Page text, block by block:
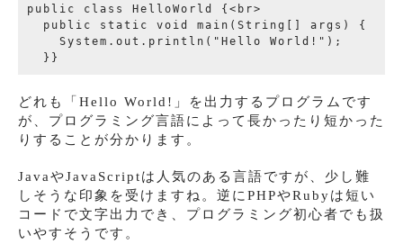
public class HelloWorld {<br>
  public static void main(String[] args) {
    System.out.println("Hello World!");
どれも「Hello World!」を出力するプログラムです
が、プログラミング言語によって長かったり短かった
りすることが分かります。
JavaやJavaScriptは人気のある言語ですが、少し難
しそうな印象を受けますね。逆にPHPやRubyは短い
コードで文字出力でき、プログラミング初心者でも扱
いやすそうです。